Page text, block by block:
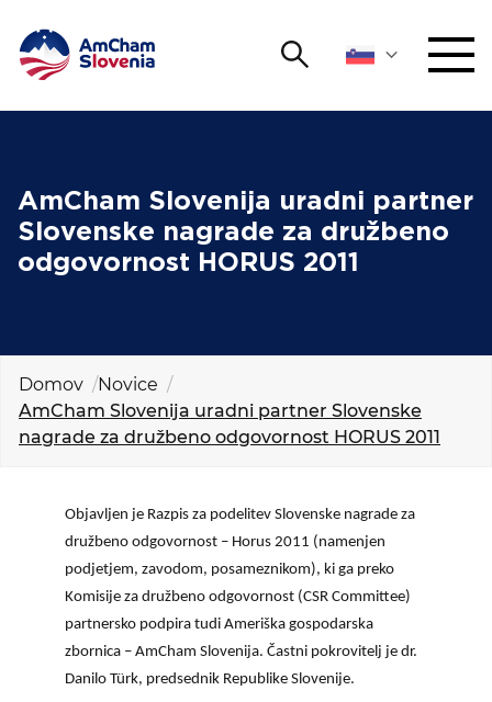
Išči
ZAGOVORNIŠTVO
AmChamYOUNG
ČLANSTVO
O NAS
KOLEDAR DOGODKOV
NOVICE
KONTAKT
AmCham Slovenija uradni partner
Slovenske nagrade za družbeno
odgovornost HORUS 2011
Domov
Novice
AmCham Slovenija uradni partner Slovenske
nagrade za družbeno odgovornost HORUS 2011
Objavljen je Razpis za podelitev Slovenske nagrade za
družbeno odgovornost – Horus 2011 (namenjen
podjetjem, zavodom, posameznikom), ki ga preko
Komisije za družbeno odgovornost (CSR Committee)
partnersko podpira tudi Ameriška gospodarska
zbornica – AmCham Slovenija. Častni pokrovitelj je dr.
Danilo Türk, predsednik Republike Slovenije.